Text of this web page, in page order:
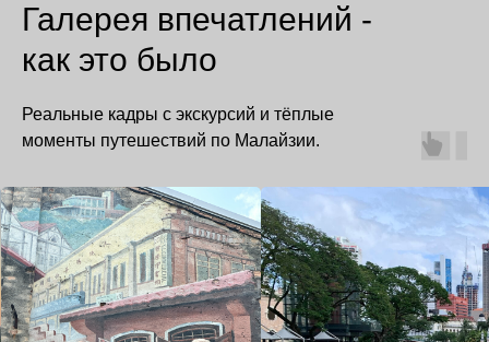
Галерея впечатлений -
как это было
Реальные кадры с экскурсий и тёплые
моменты путешествий по Малайзии.